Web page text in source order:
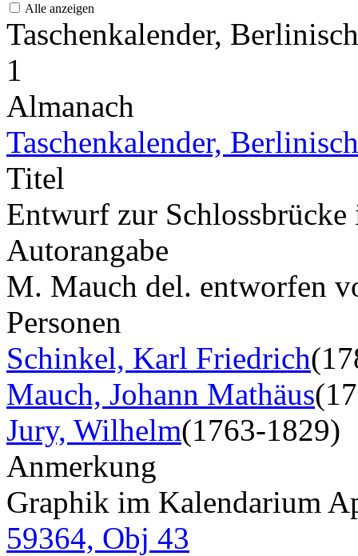
Alle anzeigen
Taschenkalender,
1
Almanach
Taschenkalender,
Titel
Entwurf zur
Autorangabe
M. Mauch del. entworfen
Personen
Schinkel, Karl Friedrich
Mauch, Johann Mathäus
Jury, Wilhelm(1763-1829)
Anmerkung
Graphik im Kalendarium
59364, Obj 43